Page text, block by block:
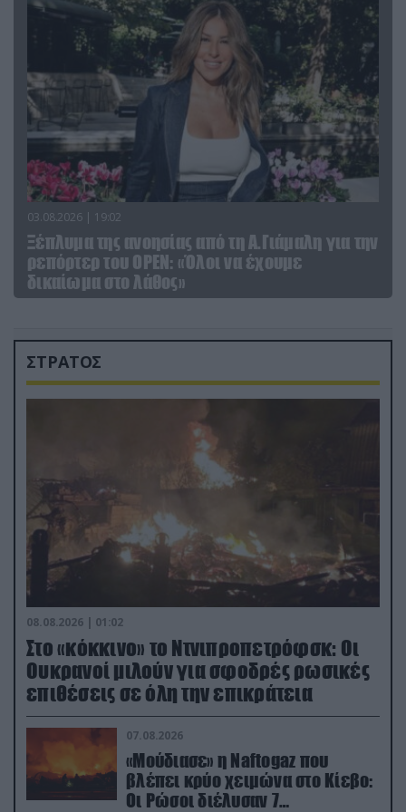
03.08.2026 | 19:02
Ξέπλυμα της ανοησίας από τη Α.Γιάμαλη για την
ρεπόρτερ του ΟΡΕΝ: «Όλοι να έχουμε
δικαίωμα στο λάθος»
ΣΤΡΑΤΟΣ
08.08.2026 | 01:02
Στο «κόκκινο» το Ντνιπροπετρόφσκ: Οι
Ουκρανοί μιλούν για σφοδρές ρωσικές
επιθέσεις σε όλη την επικράτεια
07.08.2026
«Μούδιασε» η Naftogaz που
βλέπει κρύο χειμώνα στο Κίεβο:
Οι Ρώσοι διέλυσαν 7